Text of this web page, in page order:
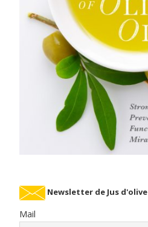
Newsletter de Jus d'olive
Mail